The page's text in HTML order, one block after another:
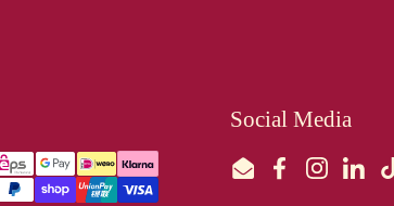
Social Media
EmailFacebook
Instagram